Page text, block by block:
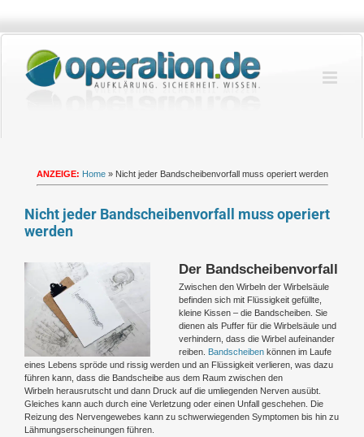
springen
ANZEIGE: Home» Nicht jeder Bandscheibenvorfall muss operiert werden
Nicht jeder Bandscheibenvorfall muss operiert
werden
Zeige
grösseres
Der Bandscheibenvorfall
Zwischen den Wirbeln der Wirbelsäule
befinden sich mit Flüssigkeit gefüllte,
kleine Kissen – die Bandscheiben. Sie
dienen als Puffer für die Wirbelsäule und
verhindern, dass die Wirbel aufeinander
reiben. Bandscheiben können im Laufe
eines Lebens spröde und rissig werden und an Flüssigkeit verlieren, was dazu
führen kann, dass die Bandscheibe aus dem Raum zwischen den
Wirbeln herausrutscht und dann Druck auf die umliegenden Nerven ausübt.
Gleiches kann auch durch eine Verletzung oder einen Unfall geschehen. Die
Reizung des Nervengewebes kann zu schwerwiegenden Symptomen bis hin zu
Lähmungserscheinungen führen.